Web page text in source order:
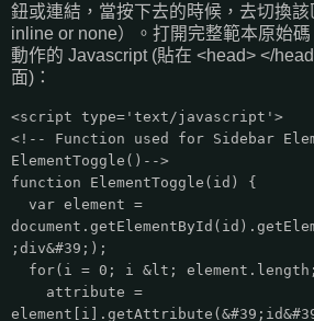
鈕或連結，當按下去的時候，去切換
inline or none）。打開完整範本原始
動作的 Javascript (貼在 <head> </
面)：
<script type='text/javascript'>
<!-- Function used for Sidebar
ElementToggle()-->
function ElementToggle(id) {
var element =
;div&#39;);
for(i = 0; i &lt;
attribute =